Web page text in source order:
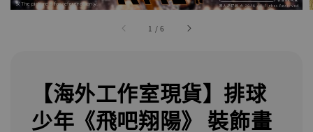
1 /6
【海外工作室現貨】排球
少年《飛吧翔陽》 裝飾畫